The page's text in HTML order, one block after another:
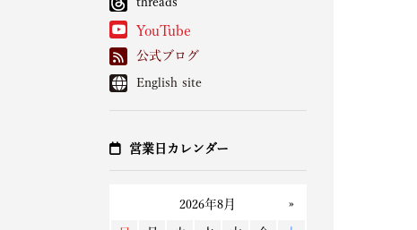
YouTube
公式ブログ
English site
営業日カレンダー